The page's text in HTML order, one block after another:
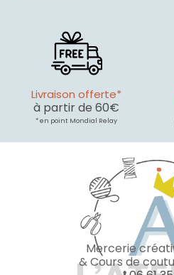
Livraison offerte*
à partir de 60€
* en point Mondial Relay
Mercerie
& Cours de